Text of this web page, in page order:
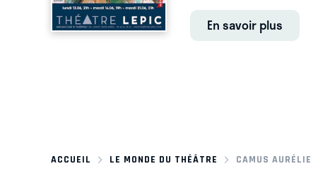
En savoir plus
ACCUEIL LE MONDE DU THÉÂTRE CAMUS AURÉLIE